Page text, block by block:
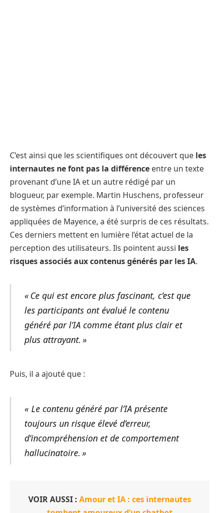
C’est ainsi que les scientifiques ont découvert que les
internautes ne font pas la différence entre un texte
provenant d’une IA et un autre rédigé par un
blogueur, par exemple. Martin Huschens, professeur
de systèmes d’information à l’université des sciences
appliquées de Mayence, a été surpris de ces résultats.
Ces derniers mettent en lumière l’état actuel de la
perception des utilisateurs. Ils pointent aussi les
risques associés aux contenus générés par les IA.
« Ce qui est encore plus fascinant, c’est que
les participants ont évalué le contenu
généré par l’IA comme étant plus clair et
plus attrayant. »
Puis, il a ajouté que :
« Le contenu généré par l’IA présente
toujours un risque élevé d’erreur,
d’incompréhension et de comportement
hallucinatoire. »
VOIR AUSSI : Amour et IA : ces internautes